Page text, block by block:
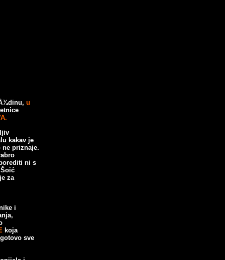
u
kakav je
ne priznaje.
ni s
za
i
koja
sve